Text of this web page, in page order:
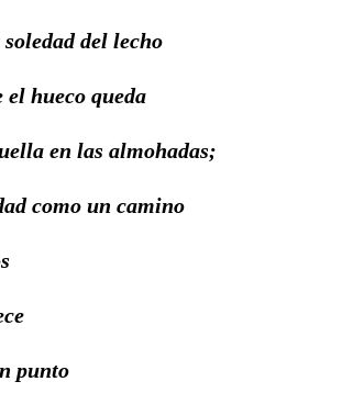
del lecho
hueco queda
en las almohadas;
como un camino
punto